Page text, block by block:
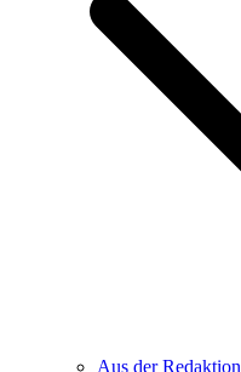
Aus der Redaktion